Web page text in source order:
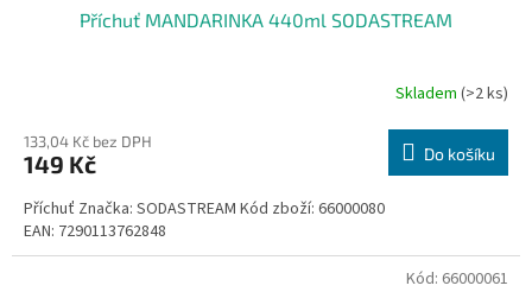
Příchuť MANDARINKA 440ml SODASTREAM
Skladem (>2 ks)
133,04 Kč bez DPH
149 Kč Do košíku
Příchuť Značka: SODASTREAM Kód zboží: 66000080
EAN: 7290113762848
Kód: 66000061